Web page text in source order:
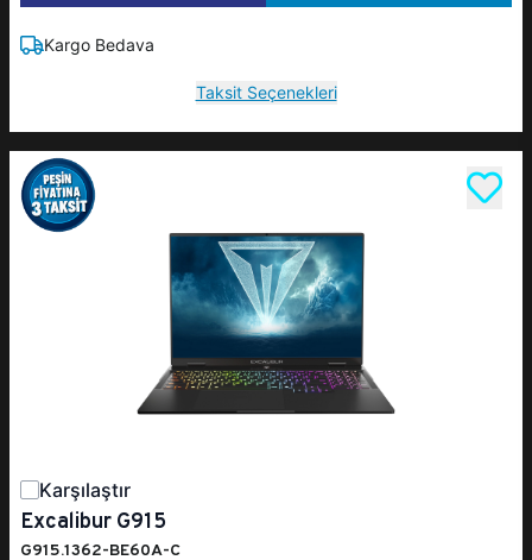
Kargo Bedava
Taksit Seçenekleri
Karşılaştır
Excalibur G915
G915.1362-BE60A-C